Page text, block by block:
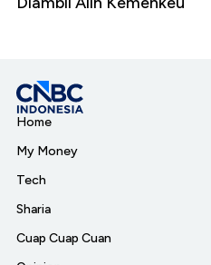
Home
My Money
Tech
Sharia
Cuap Cuap Cuan